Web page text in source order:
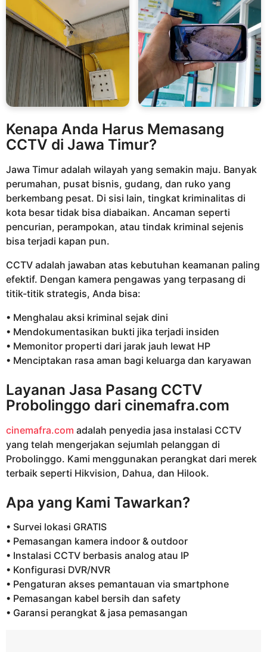
Kenapa Anda Harus Memasang
CCTV di Jawa Timur?
Jawa Timur adalah wilayah yang semakin maju. Banyak
perumahan, pusat bisnis, gudang, dan ruko yang
berkembang pesat. Di sisi lain, tingkat kriminalitas di
kota besar tidak bisa diabaikan. Ancaman seperti
pencurian, perampokan, atau tindak kriminal sejenis
bisa terjadi kapan pun.
CCTV adalah jawaban atas kebutuhan keamanan paling
efektif. Dengan kamera pengawas yang terpasang di
titik-titik strategis, Anda bisa:
• Menghalau aksi kriminal sejak dini
• Mendokumentasikan bukti jika terjadi insiden
• Memonitor properti dari jarak jauh lewat HP
• Menciptakan rasa aman bagi keluarga dan karyawan
Layanan Jasa Pasang CCTV
Probolinggo dari cinemafra.com
cinemafra.com adalah penyedia jasa instalasi CCTV
yang telah mengerjakan sejumlah pelanggan di
Probolinggo. Kami menggunakan perangkat dari merek
terbaik seperti Hikvision, Dahua, dan Hilook.
Apa yang Kami Tawarkan?
• Survei lokasi GRATIS
• Pemasangan kamera indoor & outdoor
• Instalasi CCTV berbasis analog atau IP
• Konfigurasi DVR/NVR
• Pengaturan akses pemantauan via smartphone
• Pemasangan kabel bersih dan safety
• Garansi perangkat & jasa pemasangan